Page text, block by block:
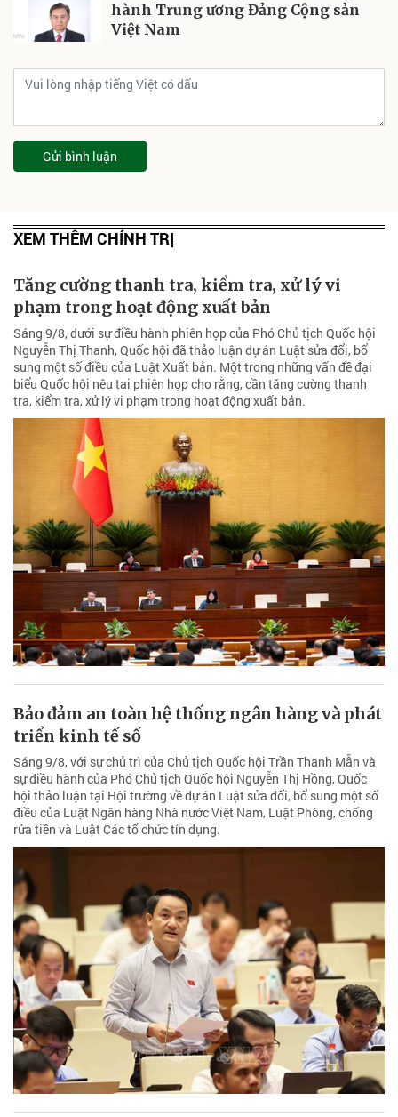
hành Trung ương Đảng Cộng sản
Việt Nam
Gửi bình luận
XEM THÊM CHÍNH TRỊ
Tăng cường thanh tra, kiểm tra, xử lý vi
phạm trong hoạt động xuất bản
Sáng 9/8, dưới sự điều hành phiên họp của Phó Chủ tịch Quốc hội
Nguyễn Thị Thanh, Quốc hội đã thảo luận dự án Luật sửa đổi, bổ
sung một số điều của Luật Xuất bản. Một trong những vấn đề đại
biểu Quốc hội nêu tại phiên họp cho rằng, cần tăng cường thanh
tra, kiểm tra, xử lý vi phạm trong hoạt động xuất bản.
Bảo đảm an toàn hệ thống ngân hàng và phát
triển kinh tế số
Sáng 9/8, với sự chủ trì của Chủ tịch Quốc hội Trần Thanh Mẫn và
sự điều hành của Phó Chủ tịch Quốc hội Nguyễn Thị Hồng, Quốc
hội thảo luận tại Hội trường về dự án Luật sửa đổi, bổ sung một số
điều của Luật Ngân hàng Nhà nước Việt Nam, Luật Phòng, chống
rửa tiền và Luật Các tổ chức tín dụng.